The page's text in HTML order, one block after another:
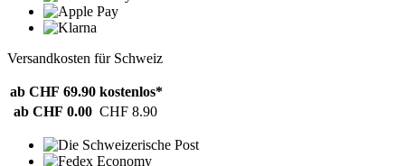
Versandkosten für Schweiz
ab CHF 69.90 kostenlos*
ab CHF 0.00 CHF 8.90